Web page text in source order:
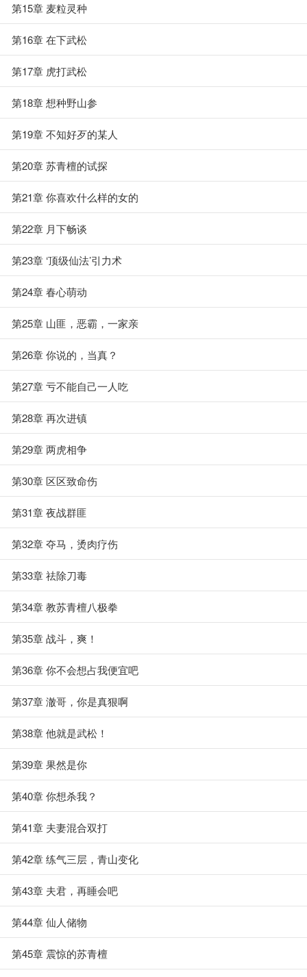
第15章 麦粒灵种
第16章 在下武松
第17章 虎打武松
第18章 想种野山参
第19章 不知好歹的某人
第20章 苏青檀的试探
第21章 你喜欢什么样的女的
第22章 月下畅谈
第23章 ‘顶级仙法’引力术
第24章 春心萌动
第25章 山匪，恶霸，一家亲
第26章 你说的，当真？
第27章 亏不能自己一人吃
第28章 再次进镇
第29章 两虎相争
第30章 区区致命伤
第31章 夜战群匪
第32章 夺马，烫肉疗伤
第33章 祛除刀毒
第34章 教苏青檀八极拳
第35章 战斗，爽！
第36章 你不会想占我便宜吧
第37章 澈哥，你是真狠啊
第38章 他就是武松！
第39章 果然是你
第40章 你想杀我？
第41章 夫妻混合双打
第42章 练气三层，青山变化
第43章 夫君，再睡会吧
第44章 仙人储物
第45章 震惊的苏青檀